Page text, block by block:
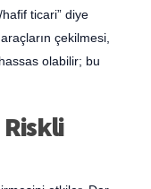
ticari” diye
çekilmesi,
olabilir; bu